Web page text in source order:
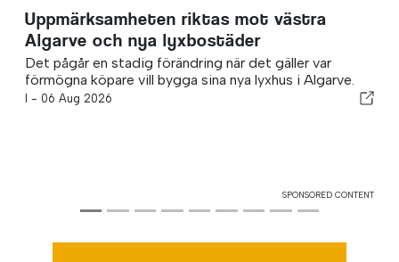
Uppmärksamheten riktas mot västra
Algarve och nya lyxbostäder
Det pågår en stadig förändring när det gäller var
förmögna köpare vill bygga sina nya lyxhus i Algarve.
I - 06 Aug 2026
SPONSORED CONTENT